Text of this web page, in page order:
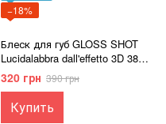
−18%
Блеск для губ GLOSS SHOT
Lucidalabbra dall'effetto 3D 38
GLITZY SUGAR
320 грн 390 грн
Купить